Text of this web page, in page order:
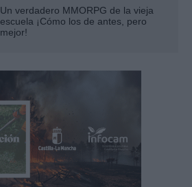
Un verdadero MMORPG de la vieja
escuela ¡Cómo los de antes, pero
mejor!